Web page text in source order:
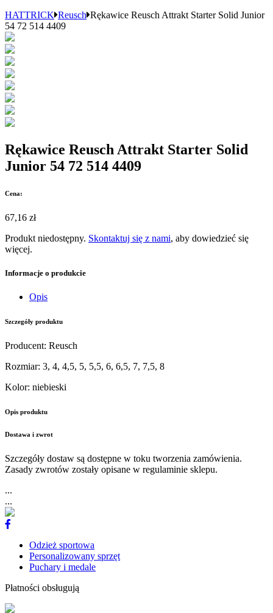
HATTRICK Reusch Rękawice Reusch Attrakt Starter Solid Junior
54 72 514 4409
Rękawice Reusch Attrakt Starter Solid
Junior 54 72 514 4409
Cena:
67,16 zł
Produkt niedostępny. Skontaktuj się z nami, aby dowiedzieć się
więcej.
Informacje o produkcie
Opis
Szczegóły produktu
Producent: Reusch
Rozmiar: 3, 4, 4,5, 5, 5,5, 6, 6,5, 7, 7,5, 8
Kolor: niebieski
Opis produktu
Dostawa i zwrot
Szczegóły dostaw są dostępne w toku tworzenia zamówienia.
Zasady zwrotów zostały opisane w regulaminie sklepu.
...
...
Odzież sportowa
Personalizowany sprzęt
Puchary i medale
Płatności obsługują